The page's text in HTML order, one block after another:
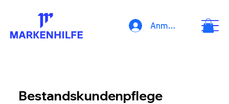
Anmelden
Bestandskundenpflege